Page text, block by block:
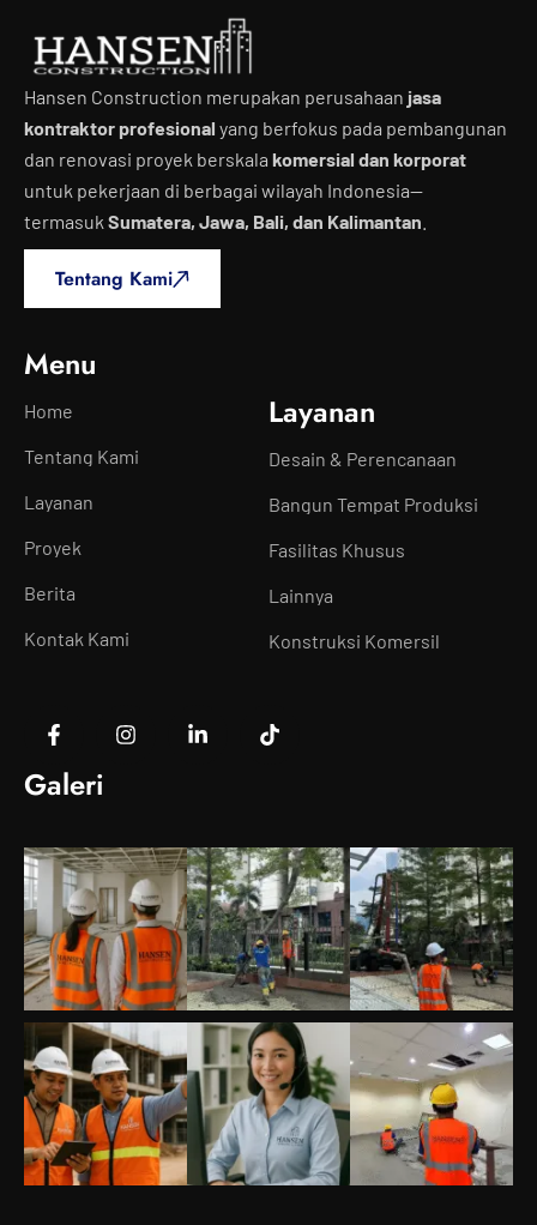
Hansen Construction merupakan perusahaan jasa
kontraktor profesional yang berfokus pada pembangunan
dan renovasi proyek berskala komersial dan korporat
untuk pekerjaan di berbagai wilayah Indonesia—
termasuk Sumatera, Jawa, Bali, dan Kalimantan
Tentang Kami
Menu
Home
Tentang Kami
Layanan
Proyek
Berita
Kontak Kami
Layanan
Desain & Perencanaan
Bangun Tempat Produksi
Fasilitas Khusus
Lainnya
Konstruksi Komersil
Galeri